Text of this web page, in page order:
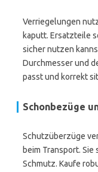
Verriegelungen
kaputt. Ersatzteile
sicher nutzen
Durchmesser und
passt und korrekt
Schonbezüge
Schutzüberzüge
beim Transport. Sie
Schmutz. Kaufe